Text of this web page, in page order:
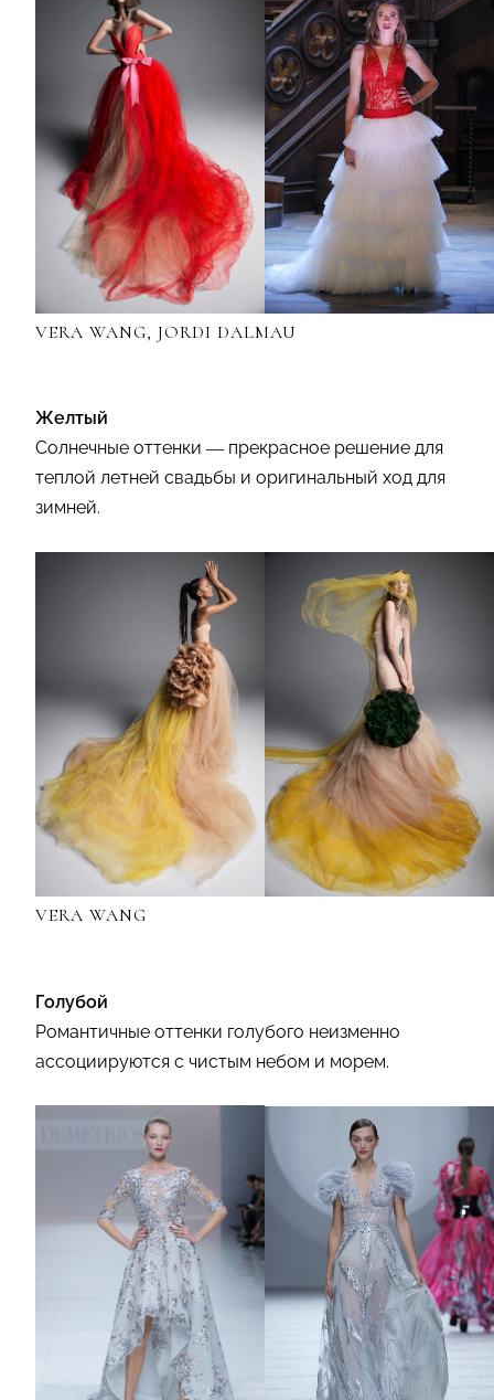
VERA WANG, JORDI DALMAU
Желтый
Солнечные оттенки — прекрасное решение для
теплой летней свадьбы и оригинальный ход для
зимней.
VERA WANG
Голубой
Романтичные оттенки голубого неизменно
ассоциируются с чистым небом и морем.